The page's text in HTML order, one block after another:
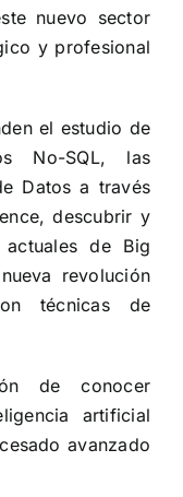
nuevo sector
y profesional
el estudio de
No-SQL, las
Datos a través
descubrir y
de Big
revolución
técnicas de
de conocer
artificial
avanzado